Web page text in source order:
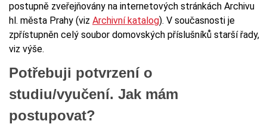
postupně zveřejňovány na internetových stránkách Archivu
hl. města Prahy (viz Archivní katalog). V současnosti je
zpřístupněn celý soubor domovských příslušníků starší řady,
viz výše.
Potřebuji potvrzení o
studiu/vyučení. Jak mám
postupovat?